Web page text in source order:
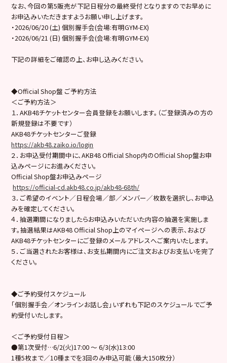
なお、今回の第5販売が下記日程分の最終受付となりますのでお早めに
お申込みいただきますようお願い申し上げます。
・2026/06/20 (土) 個別握手会(会場:有明GYM-EX)
・2026/06/21 (日) 個別握手会(会場:有明GYM-EX)
下記の詳細をご確認の上、お申し込みください。
◆Official Shop盤 ご予約方法
＜ご予約方法＞
１．AKB48チケットセンター会員登録をお願いします。（ご登録済みの方の
新規登録は不要です）
AKB48チケットセンターご登録
https://akb48.zaiko.io/login
２．お申込受付期間中に、AKB48 Official Shop内のOfficial Shop盤お申
込みページにお進みください。
Official Shop盤お申込みページ
https://official-cd.akb48.co.jp/akb48-68th/
３．ご希望のイベント／日程会場／部／メンバー／枚数を選択し、お申込
みを確定してください。
４．抽選期間になりましたらお申込みいただいた内容の抽選を実施しま
す。抽選結果はAKB48 Official Shop上のマイページへの表示、および
AKB48チケットセンターにご登録のメールアドレスへご案内いたします。
５．ご当選されたお客様は、お支払期間内にご注文およびお支払いを完了
ください。
◆ご予約受付スケジュール
「個別握手会／オンラインお話し会」いずれも下記のスケジュールでご予
約受付いたします。
＜ご予約受付日程＞
●第1次受付…6/2(火)17:00 ～ 6/3(水)13:00
1種5枚まで／10種までを3回のみ申込可能（最大150枚分）